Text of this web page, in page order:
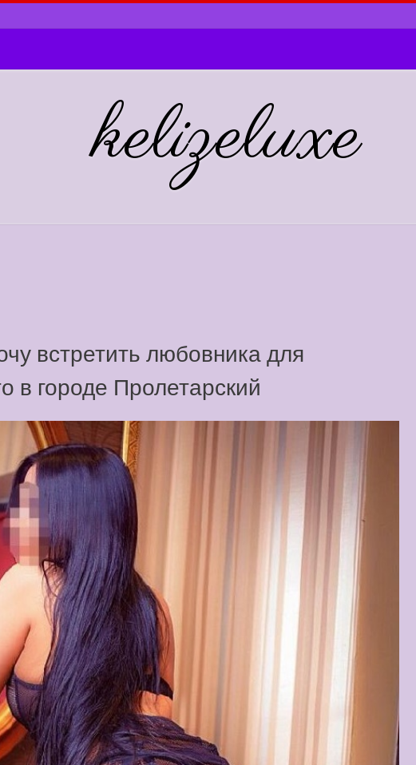
kelizeluxe
встретить любовника для
в городе Пролетарский